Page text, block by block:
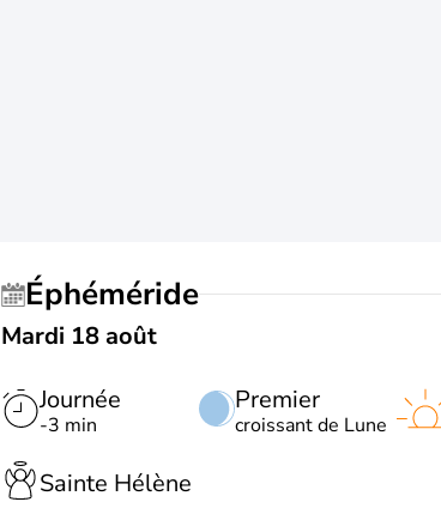
Éphéméride
Mardi 18 août
Journée
-3 min
Premier
croissant de Lune
Sainte Hélène